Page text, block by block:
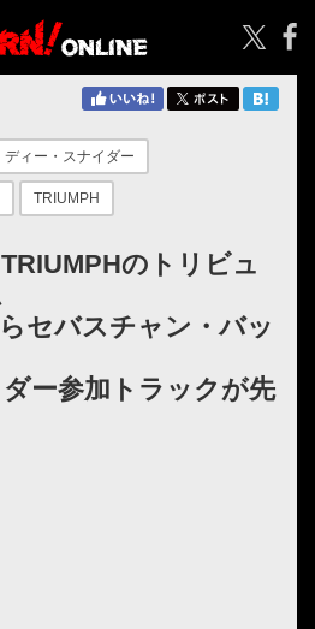
ディー・スナイダー
TRIUMPH
のトリビュ
らセバスチャン・バッ
ー参加トラックが先